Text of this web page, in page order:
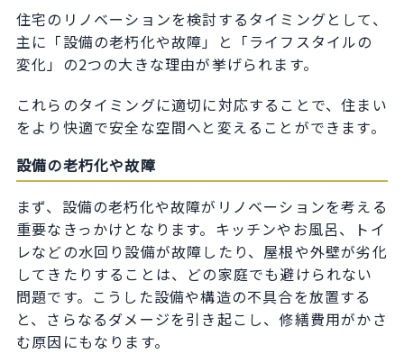
住宅のリノベーションを検討するタイミングとして、
主に「設備の老朽化や故障」と「ライフスタイルの
変化」の2つの大きな理由が挙げられます。
これらのタイミングに適切に対応することで、住まい
をより快適で安全な空間へと変えることができます。
設備の老朽化や故障
まず、設備の老朽化や故障がリノベーションを考える
重要なきっかけとなります。キッチンやお風呂、トイ
レなどの水回り設備が故障したり、屋根や外壁が劣化
してきたりすることは、どの家庭でも避けられない
問題です。こうした設備や構造の不具合を放置する
と、さらなるダメージを引き起こし、修繕費用がかさ
む原因にもなります。